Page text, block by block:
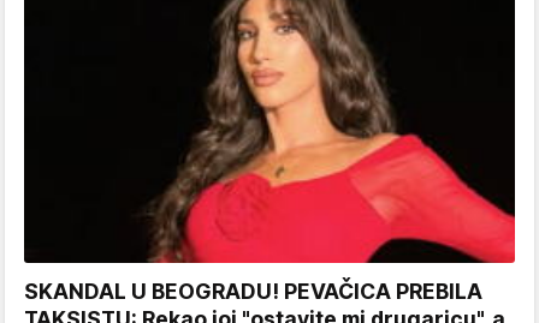
SKANDAL U BEOGRADU! PEVAČICA PREBILA